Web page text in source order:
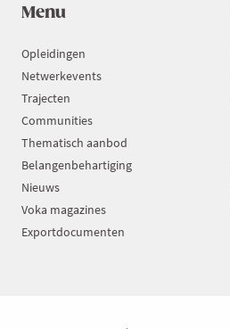
Menu
Opleidingen
Netwerkevents
Trajecten
Communities
Thematisch aanbod
Belangenbehartiging
Nieuws
Voka magazines
Exportdocumenten